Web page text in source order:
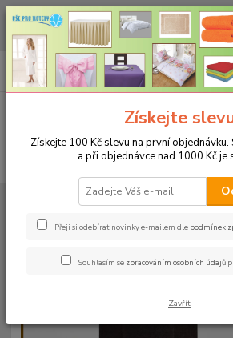
CHCETE NAKOUPIT VĚTŠÍ MNOŽSTVÍ
CENU? Klikněte ZDE
CZK
+420 773 794 023
Pondělí-pátek 9-16 hodin
UBRUSY
Luxusní ubrusy Atlas-Rodos s
Ubrus ATLAS
kakaový
Získejte
Získejte 100 Kč slevu na první objednávku.
a při objednávce nad 1000 Kč je
Přeji si odebírat novinky e-mailem dle podmínek
Souhlasím se zpracováním osobních údajů
Zavřít